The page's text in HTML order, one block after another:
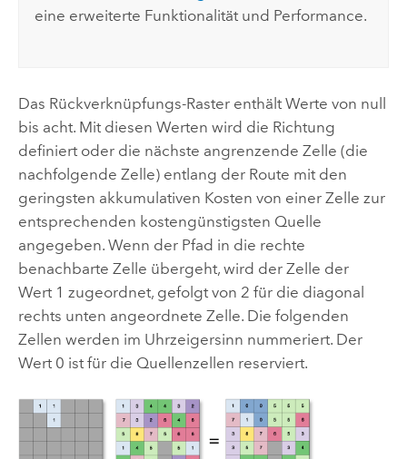
eine erweiterte Funktionalität und Performance.
Das Rückverknüpfungs-Raster enthält Werte von null
bis acht. Mit diesen Werten wird die Richtung
definiert oder die nächste angrenzende Zelle (die
nachfolgende Zelle) entlang der Route mit den
geringsten akkumulativen Kosten von einer Zelle zur
entsprechenden kostengünstigsten Quelle
angegeben. Wenn der Pfad in die rechte
benachbarte Zelle übergeht, wird der Zelle der
Wert 1 zugeordnet, gefolgt von 2 für die diagonal
rechts unten angeordnete Zelle. Die folgenden
Zellen werden im Uhrzeigersinn nummeriert. Der
Wert 0 ist für die Quellenzellen reserviert.